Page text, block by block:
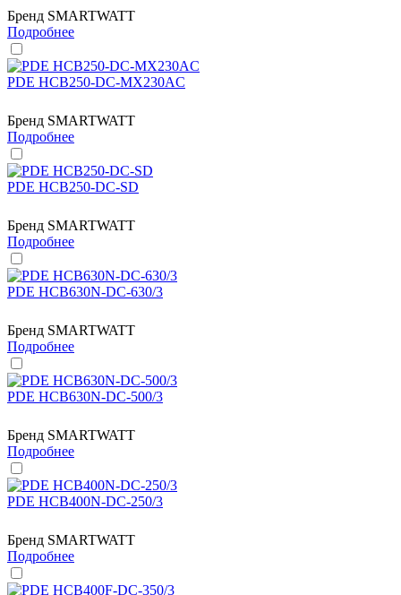
Бренд SMARTWATT
Подробнее
PDE HCB250-DC-MX230AC
Бренд SMARTWATT
Подробнее
PDE HCB250-DC-SD
Бренд SMARTWATT
Подробнее
PDE HCB630N-DC-630/3
Бренд SMARTWATT
Подробнее
PDE HCB630N-DC-500/3
Бренд SMARTWATT
Подробнее
PDE HCB400N-DC-250/3
Бренд SMARTWATT
Подробнее